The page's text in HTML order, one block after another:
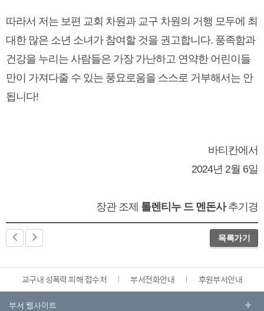
따라서 저는 보편 교회 차원과 교구 차원의 거행 모두에 최
대한 많은 소년 소녀가 참여할 것을 권고합니다. 풍족함과
건강을 누리는 사람들은 가장 가난하고 연약한 어린이들
만이 가져다줄 수 있는 풍요로움을 스스로 거부해서는 안
됩니다!
바티칸에서
2024년 2월 6일
장관 조제 톨렌티누 드 멘돈사추기경
목록가기
교구내 성폭력 피해 접수처 부서전화안내 후원부서안내